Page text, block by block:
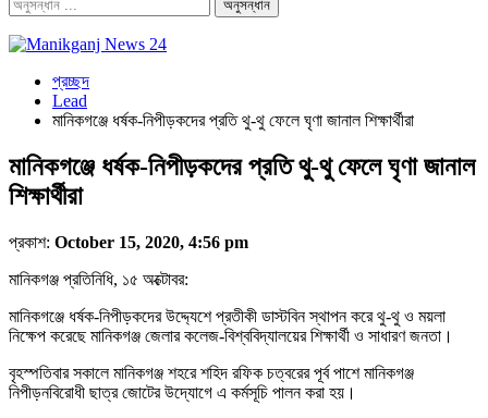
প্রচ্ছদ
Lead
মানিকগঞ্জে ধর্ষক-নিপীড়কদের প্রতি থু-থু ফেলে ঘৃণা জানাল শিক্ষার্থীরা
মানিকগঞ্জে ধর্ষক-নিপীড়কদের প্রতি থু-থু ফেলে ঘৃণা জানাল
শিক্ষার্থীরা
প্রকাশ: October 15, 2020, 4:56 pm
মানিকগঞ্জ প্রতিনিধি, ১৫ অক্টোবর:
মানিকগঞ্জে ধর্ষক-নিপীড়কদের উদ্দ্যেশে প্রতীকী ডাস্টবিন স্থাপন করে থু-থু ও ময়লা
নিক্ষেপ করেছে মানিকগঞ্জ জেলার কলেজ-বিশ্ববিদ্যালয়ের শিক্ষার্থী ও সাধারণ জনতা।
বৃহস্পতিবার সকালে মানিকগঞ্জ শহরে শহিদ রফিক চত্বরের পূর্ব পাশে মানিকগঞ্জ
নিপীড়নবিরোধী ছাত্র জোটের উদ্যোগে এ কর্মসূচি পালন করা হয়।